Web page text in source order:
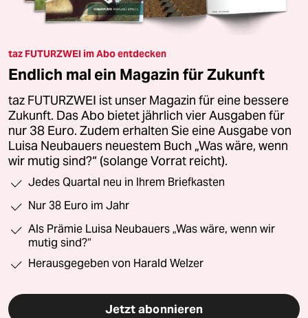
taz FUTURZWEI im Abo entdecken
Endlich mal ein Magazin für Zukunft
taz FUTURZWEI ist unser Magazin für eine bessere
Zukunft. Das Abo bietet jährlich vier Ausgaben für
nur 38 Euro. Zudem erhalten Sie eine Ausgabe von
Luisa Neubauers neuestem Buch „Was wäre, wenn
wir mutig sind?“ (solange Vorrat reicht).
Jedes Quartal neu in Ihrem Briefkasten
Nur 38 Euro im Jahr
Als Prämie Luisa Neubauers „Was wäre, wenn wir
mutig sind?“
Herausgegeben von Harald Welzer
Jetzt abonnieren